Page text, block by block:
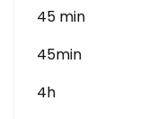
45 min
45min
4h